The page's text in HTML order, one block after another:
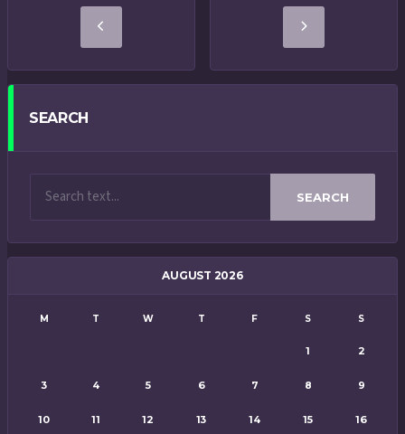
SEARCH
SEARCH
AUGUST 2026
M T W T F S S
1 2
3 4 5 6 7 8 9
10 11 12 13 14 15 16